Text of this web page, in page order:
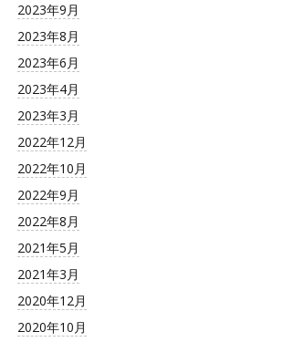
2023年9月
2023年8月
2023年6月
2023年4月
2023年3月
2022年12月
2022年10月
2022年9月
2022年8月
2021年5月
2021年3月
2020年12月
2020年10月